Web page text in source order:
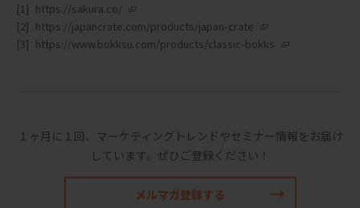
https://sakura.co/
https://japancrate.com/products/japan-crate
https://www.bokksu.com/products/classic-bokks
１ヶ月に１回、マーケティングトレンドやセミナー情報をお届け
しています。 ぜひご登録ください！
メルマガ登録する